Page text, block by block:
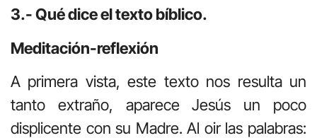
3.- Qué dice el texto bíblico.
Meditación-reflexión
A primera vista, este texto nos resulta un
tanto extraño, aparece Jesús un poco
displicente con su Madre. Al oir las palabras: